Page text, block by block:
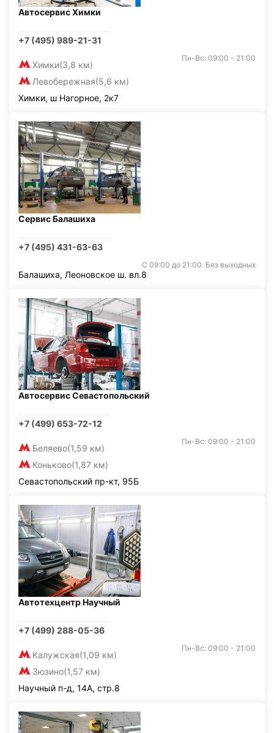
Автосервис Химки
+7 (495) 989-21-31
Химки(3,8 км)
Левобережная(5,6 км)
Пн-Вс: 09:00 - 21:00
Химки, ш Нагорное, 2к7
Сервис Балашиха
+7 (495) 431-63-63
С 09:00 до 21:00. Без выходных
Балашиха, Леоновское ш. вл.8
Автосервис Севастопольский
+7 (499) 653-72-12
Беляево(1,59 км)
Коньково(1,87 км)
Пн-Вс: 09:00 - 21:00
Севастопольский пр-кт, 95Б
Автотехцентр Научный
+7 (499) 288-05-36
Калужская(1,09 км)
Зюзино(1,57 км)
Пн-Вс: 09:00 - 21:00
Научный п-д, 14А, стр.8